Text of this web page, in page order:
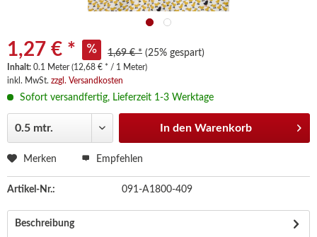
1,27 € * 1,69 € * (25% gespart)
Inhalt: 0.1 Meter (12,68 € * / 1 Meter)
inkl. MwSt. zzgl. Versandkosten
Sofort versandfertig, Lieferzeit 1-3 Werktage
In den Warenkorb
Merken Empfehlen
Artikel-Nr.: 091-A1800-409
Beschreibung